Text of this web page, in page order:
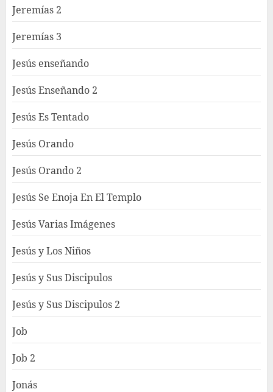
Jeremías 2
Jeremías 3
Jesús enseñando
Jesús Enseñando 2
Jesús Es Tentado
Jesús Orando
Jesús Orando 2
Jesús Se Enoja En El Templo
Jesús Varias Imágenes
Jesús y Los Niños
Jesús y Sus Discipulos
Jesús y Sus Discipulos 2
Job
Job 2
Jonás